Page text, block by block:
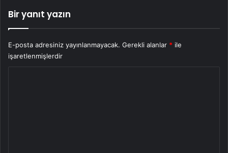
Bir yanıt yazın
E-posta adresiniz yayınlanmayacak. Gerekli alanlar * ile
işaretlenmişlerdir